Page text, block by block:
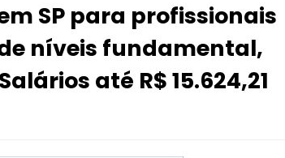
SP para profissionais
de níveis fundamental,
até R$ 15.624,21